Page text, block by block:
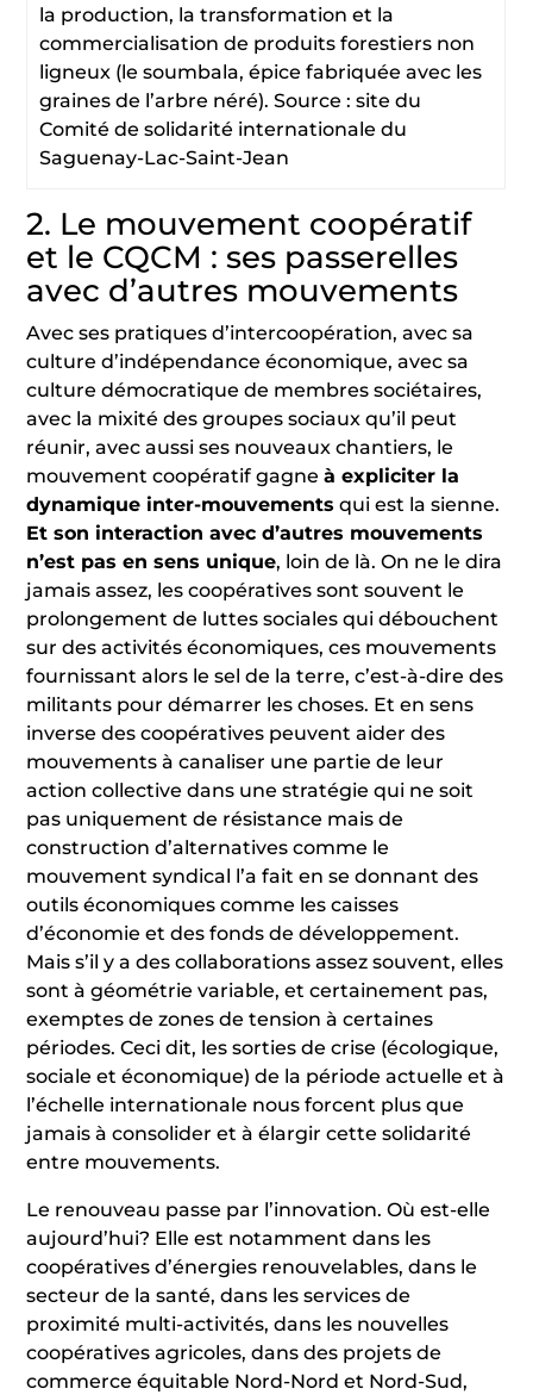
la production, la transformation et la
commercialisation de produits forestiers non
ligneux (le soumbala, épice fabriquée avec les
graines de l’arbre néré). Source : site du
Comité de solidarité internationale du
Saguenay-Lac-Saint-Jean
2. Le mouvement coopératif
et le CQCM : ses passerelles
avec d’autres mouvements
Avec ses pratiques d’intercoopération, avec sa
culture d’indépendance économique, avec sa
culture démocratique de membres sociétaires,
avec la mixité des groupes sociaux qu’il peut
réunir, avec aussi ses nouveaux chantiers, le
mouvement coopératif gagneà expliciter la
dynamique inter-mouvements qui est la sienne.
Et son interaction avec d’autres mouvements
n’est pas en sens unique, loin de là. On ne le dira
jamais assez, les coopératives sont souvent le
prolongement de luttes sociales qui débouchent
sur des activités économiques, ces mouvements
fournissant alors le sel de la terre, c’est-à-dire des
militants pour démarrer les choses. Et en sens
inverse des coopératives peuvent aider des
mouvements à canaliser une partie de leur
action collective dans une stratégie qui ne soit
pas uniquement de résistance mais de
construction d’alternatives comme le
mouvement syndical l’a fait en se donnant des
outils économiques comme les caisses
d’économie et des fonds de développement.
Mais s’il y a des collaborations assez souvent, elles
sont à géométrie variable, et certainement pas,
exemptes de zones de tension à certaines
périodes. Ceci dit, les sorties de crise (écologique,
sociale et économique) de la période actuelle et à
l’échelle internationale nous forcent plus que
jamais à consolider et à élargir cette solidarité
entre mouvements.
Le renouveau passe par l’innovation. Où est-elle
aujourd’hui? Elle est notamment dans les
coopératives d’énergies renouvelables, dans le
secteur de la santé, dans les services de
proximité multi-activités, dans les nouvelles
coopératives agricoles, dans des projets de
commerce équitable Nord-Nord et Nord-Sud,